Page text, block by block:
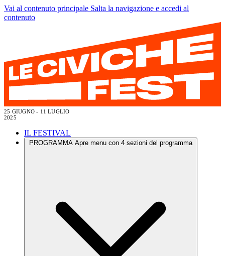
Vai al contenuto principale Salta la navigazione e accedi al
contenuto
25 GIUGNO - 11 LUGLIO
2025
IL FESTIVAL
PROGRAMMA Apre menu con 4 sezioni del programma